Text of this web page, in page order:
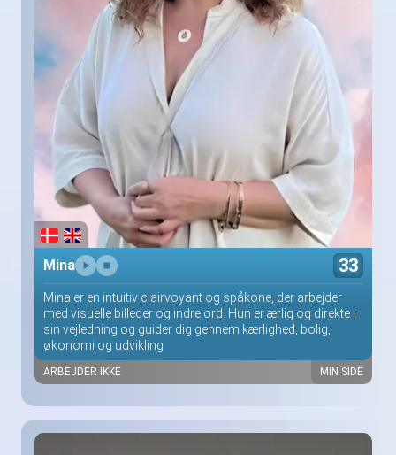
Mina 33
Mina er en intuitiv clairvoyant og spåkone, der arbejder
med visuelle billeder og indre ord. Hun er ærlig og direkte i
sin vejledning og guider dig gennem kærlighed, bolig,
økonomi og udvikling
ARBEJDER IKKE MIN SIDE